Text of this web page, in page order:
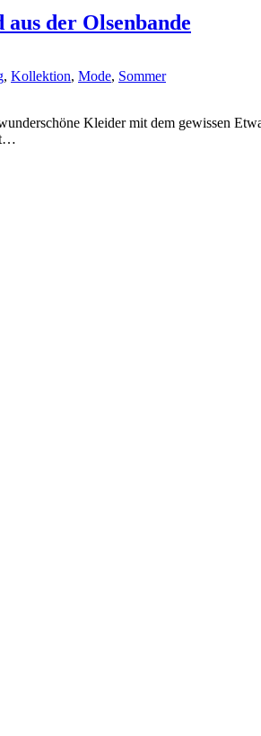
der Olsenbande
, Kollektion, Mode, Sommer
Kleider mit dem gewissen
…